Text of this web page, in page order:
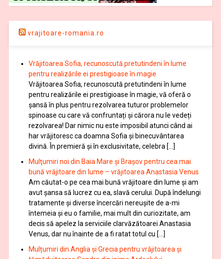
vrajitoare-romania.ro
Vrăjitoarea Sofia, recunoscută pretutindeni în lume
pentru realizările ei prestigioase în magie
Vrăjitoarea Sofia, recunoscută pretutindeni în lume
pentru realizările ei prestigioase în magie, vă oferă o
şansă în plus pentru rezolvarea tuturor problemelor
spinoase cu care vă confruntați și cărora nu le vedeți
rezolvarea! Dar nimic nu este imposibil atunci când ai
har vrăjitoresc ca doamna Sofia şi binecuvântarea
divină. În premieră şi în exclusivitate, celebra […]
Mulţumiri noi din Baia Mare și Brașov pentru cea mai
bună vrăjitoare din lume – vrăjitoarea Anastasia Venus
Am căutat-o pe cea mai bună vrăjitoare din lume și am
avut șansa să lucrez cu ea, slavă cerului. După îndelungi
tratamente şi diverse încercări nereușite de a-mi
întemeia şi eu o familie, mai mult din curiozitate, am
decis să apelez la serviciile clarvăzătoarei Anastasia
Venus, dar nu înainte de a fi ratat totul cu […]
Mulțumiri din Anglia și Grecia pentru vrăjitoarea și